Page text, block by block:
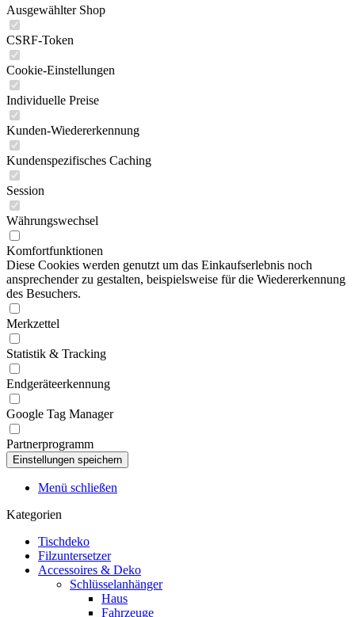
Ausgewählter Shop
CSRF-Token
Cookie-Einstellungen
Individuelle Preise
Kunden-Wiedererkennung
Kundenspezifisches Caching
Session
Währungswechsel
Komfortfunktionen
Diese Cookies werden genutzt um das Einkaufserlebnis noch
ansprechender zu gestalten, beispielsweise für die Wiedererkennung
des Besuchers.
Merkzettel
Statistik & Tracking
Endgeräteerkennung
Google Tag Manager
Partnerprogramm
Menü schließen
Kategorien
Tischdeko
Filzuntersetzer
Accessoires & Deko
Schlüsselanhänger
Haus
Fahrzeuge